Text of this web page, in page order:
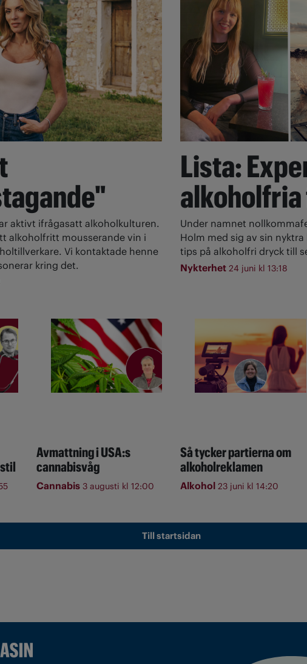
aktivt ifrågasatt alkoholkulturen.
alkoholfritt mousserande vin i
Vi kontaktade henne
kring det.
Avmattning i USA:s
cannabisvåg
Cannabis 3 augusti kl 12:00
Lista:
Under namnet
Holm med sig av sin
tips på alkoholfri dryck till
Nykterhet 24 juni kl 13:18
Så tycker partierna om
alkoholreklamen
Alkohol 23 juni kl 14:20
Till startsidan